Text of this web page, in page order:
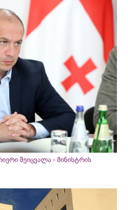
შეიცვალა - მინისტრის